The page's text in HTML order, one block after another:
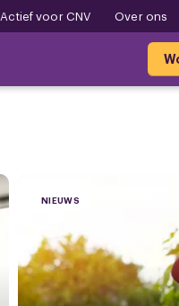
Actief voor CNV Over ons
NIEUWS